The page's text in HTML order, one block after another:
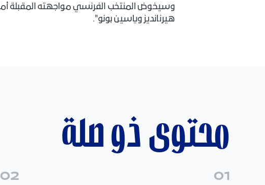
هيرنانديز وياسين بونو".
محتوى ذو صلة
01
02